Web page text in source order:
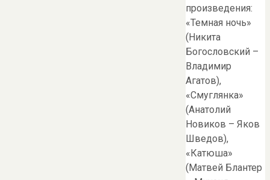
произведения:
«Темная ночь»
(Никита
Богословский –
Владимир
Агатов),
«Смуглянка»
(Анатолий
Новиков – Яков
Шведов),
«Катюша»
(Матвей Блантер